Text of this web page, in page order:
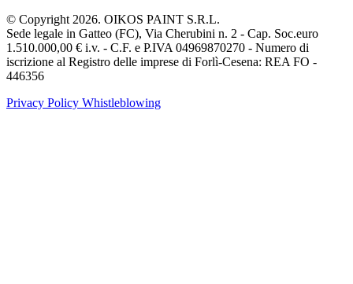
© Copyright 2026. OIKOS PAINT S.R.L.
Sede legale in Gatteo (FC), Via Cherubini n. 2 - Cap. Soc.euro
1.510.000,00 € i.v. - C.F. e P.IVA 04969870270 - Numero di
iscrizione al Registro delle imprese di Forlì-Cesena: REA FO -
446356
Privacy Policy Whistleblowing